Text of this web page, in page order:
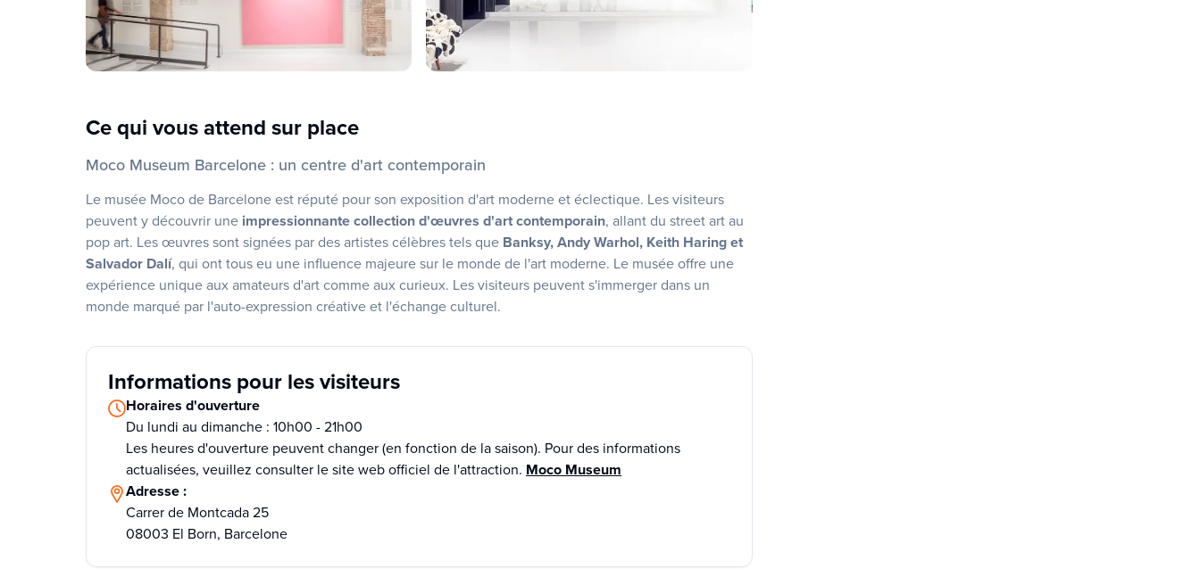
Ce qui vous attend sur place
Moco Museum Barcelone : un centre d'art contemporain
Le musée Moco de Barcelone est réputé pour son exposition d'art moderne et éclectique. Les visiteurs
peuvent y découvrir une impressionnante collection d'œuvres d'art contemporain, allant du street art au
pop art. Les œuvres sont signées par des artistes célèbres tels que Banksy, Andy Warhol, Keith Haring et
Salvador Dalí, qui ont tous eu une influence majeure sur le monde de l'art moderne. Le musée offre une
expérience unique aux amateurs d'art comme aux curieux. Les visiteurs peuvent s'immerger dans un
monde marqué par l'auto-expression créative et l'échange culturel.
Informations pour les visiteurs
Horaires d'ouverture
Du lundi au dimanche : 10h00 - 21h00
Les heures d'ouverture peuvent changer (en fonction de la saison). Pour des informations
actualisées, veuillez consulter le site web officiel de l'attraction. Moco Museum
Adresse :
Carrer de Montcada 25
08003 El Born, Barcelone